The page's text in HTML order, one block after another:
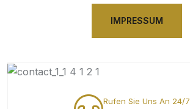
IMPRESSUM
Rufen Sie Uns An 24/7